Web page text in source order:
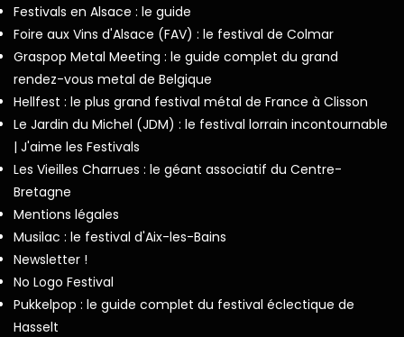
Festivals en Alsace : le guide
Foire aux Vins d'Alsace (FAV) : le festival de Colmar
Graspop Metal Meeting : le guide complet du grand
rendez-vous metal de Belgique
Hellfest : le plus grand festival métal de France à Clisson
Le Jardin du Michel (JDM) : le festival lorrain incontournable
| J'aime les Festivals
Les Vieilles Charrues : le géant associatif du Centre-
Bretagne
Mentions légales
Musilac : le festival d'Aix-les-Bains
Newsletter !
No Logo Festival
Pukkelpop : le guide complet du festival éclectique de
Hasselt